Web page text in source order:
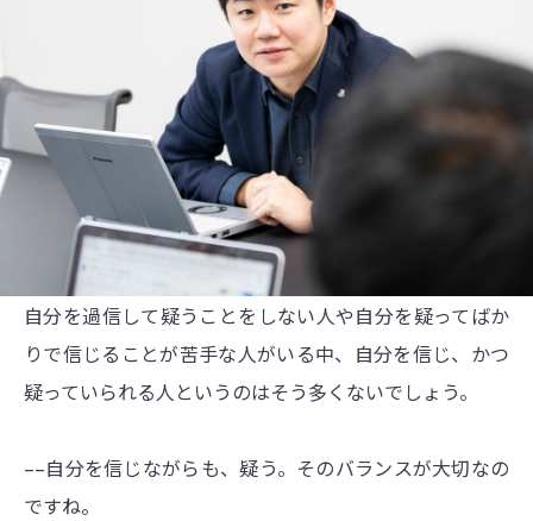
自分を過信して疑うことをしない人や自分を疑ってばか
りで信じることが苦手な人がいる中、自分を信じ、かつ
疑っていられる人というのはそう多くないでしょう。
––自分を信じながらも、疑う。そのバランスが大切なの
ですね。